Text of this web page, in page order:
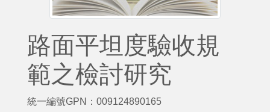
路面平坦度驗收規
範之檢討研究
統一編號GPN：009124890165